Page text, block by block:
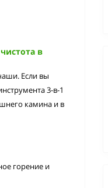
в
Если вы
3-в-1
камина и в
горение и